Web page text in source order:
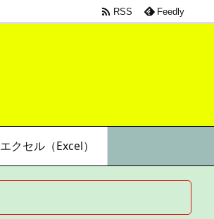
エクセル（Excel）
 RSS Feedly